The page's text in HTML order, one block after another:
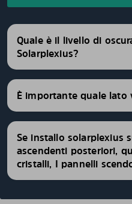
Quale è il livello di
Solarplexius?
È importante quale lato
Se installo solarplexius
ascendenti posteriori,
cristalli, I pannelli